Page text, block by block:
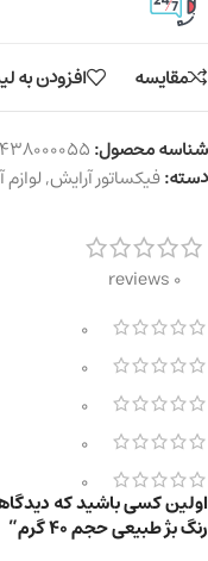
مقایسه افزودن به
شناسه محصول:
دسته:فیکساتور آرایش,
0 reviews
0
0
0
0
0
اولین کسی باشید که
رنگ بژ طبیعی حجم 40 گرم”